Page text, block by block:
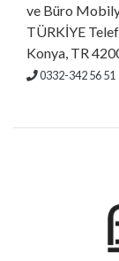
ve Büro
TÜRKİYE
Konya, TR
0332-342 56 51